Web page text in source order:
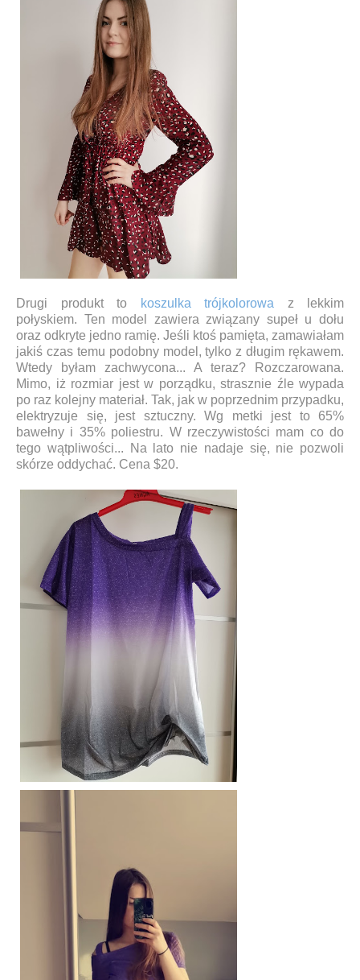
Drugi produkt to koszulka trójkolorowa z lekkim
połyskiem. Ten model zawiera związany supeł u dołu
oraz odkryte jedno ramię. Jeśli ktoś pamięta, zamawiałam
jakiś czas temu podobny model, tylko z długim rękawem.
Wtedy byłam zachwycona... A teraz? Rozczarowana.
Mimo, iż rozmiar jest w porządku, strasznie źle wypada
po raz kolejny materiał. Tak, jak w poprzednim przypadku,
elektryzuje się, jest sztuczny. Wg metki jest to 65%
bawełny i 35% poliestru. W rzeczywistości mam co do
tego wątpliwości... Na lato nie nadaje się, nie pozwoli
skórze oddychać. Cena $20.